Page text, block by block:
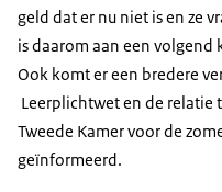
geld dat er nu niet is en ze
is daarom aan een volgend
Ook komt er een bredere
Leerplichtwet en de relatie
Tweede Kamer voor de
geïnformeerd.